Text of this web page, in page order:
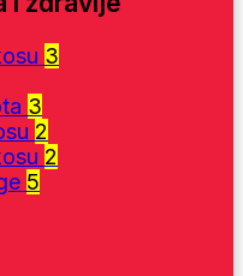
3
3
2
2
5